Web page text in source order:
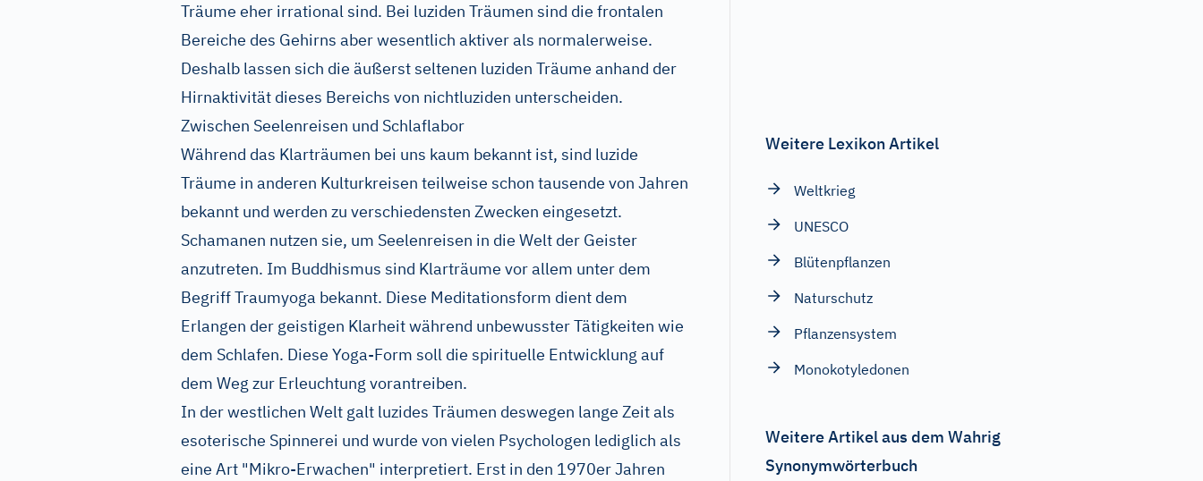
Träume eher irrational sind. Bei luziden Träumen sind die frontalen
Bereiche des Gehirns aber wesentlich aktiver als normalerweise.
Deshalb lassen sich die äußerst seltenen luziden Träume anhand der
Hirnaktivität dieses Bereichs von nichtluziden unterscheiden.
Zwischen Seelenreisen und Schlaflabor
Während das Klarträumen bei uns kaum bekannt ist, sind luzide
Träume in anderen Kulturkreisen teilweise schon tausende von Jahren
bekannt und werden zu verschiedensten Zwecken eingesetzt.
Schamanen nutzen sie, um Seelenreisen in die Welt der Geister
anzutreten. Im Buddhismus sind Klarträume vor allem unter dem
Begriff Traumyoga bekannt. Diese Meditationsform dient dem
Erlangen der geistigen Klarheit während unbewusster Tätigkeiten wie
dem Schlafen. Diese Yoga-Form soll die spirituelle Entwicklung auf
dem Weg zur Erleuchtung vorantreiben.
In der westlichen Welt galt luzides Träumen deswegen lange Zeit als
esoterische Spinnerei und wurde von vielen Psychologen lediglich als
eine Art "Mikro-Erwachen" interpretiert. Erst in den 1970er Jahren
Weitere Lexikon Artikel
Weltkrieg
UNESCO
Blütenpflanzen
Naturschutz
Pflanzensystem
Monokotyledonen
Weitere Artikel aus dem Wahrig
Synonymwörterbuch